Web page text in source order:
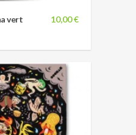
10,00 €
vert